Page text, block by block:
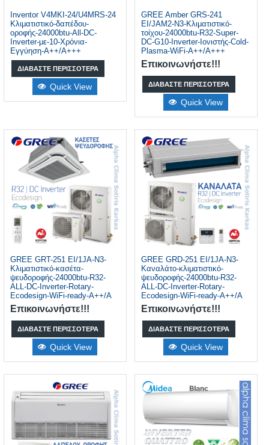
Inventor V4MKI-24/U4MRS-24
Κλιματιστικό-δαπέδου-
οροφής-24000btu-All-DC-
Inverter-με-10-Χρόνια-
Εγγύηση-A++/A+++
ΔΙΑΒΆΣΤΕ ΠΕΡΙΣΣΌΤΕΡΑ
Quick View
GREE Amber GRS-241
EI/JAM2-N3-Κλιματιστικό-
τοίχου-24000btu-R32-Super-
DC-G10-Inverter-Ιονιστής-Cold-
Plasma-WiFi-A++/A+++
Επικοινωνήστε!!!
ΔΙΑΒΆΣΤΕ ΠΕΡΙΣΣΌΤΕΡΑ
Quick View
GREE GRT-251 EI/1JA-N3-
Κλιματιστικό-κασέτα-
ψευδοροφής-24000btu-R32-
ALL-DC-Inverter-Rotary-
Ecodesign-WiFi-ready-A++/A
Επικοινωνήστε!!!
ΔΙΑΒΆΣΤΕ ΠΕΡΙΣΣΌΤΕΡΑ
Quick View
GREE GRD-251 EI/1JA-N3-
Καναλάτο-κλιματιστικό-
ψευδοροφής-24000btu-R32-
ALL-DC-Inverter-Rotary-
Ecodesign-WiFi-ready-A++/A
Επικοινωνήστε!!!
ΔΙΑΒΆΣΤΕ ΠΕΡΙΣΣΌΤΕΡΑ
Quick View